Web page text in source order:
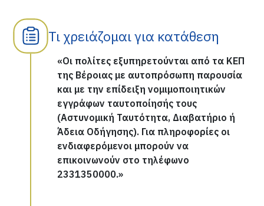
Τι χρειάζομαι για κατάθεση
«Οι πολίτες εξυπηρετούνται από τα ΚΕΠ
της Βέροιας με αυτοπρόσωπη παρουσία
και με την επίδειξη νομιμοποιητικών
εγγράφων ταυτοποίησής τους
(Αστυνομική Ταυτότητα, Διαβατήριο ή
Άδεια Οδήγησης). Για πληροφορίες οι
ενδιαφερόμενοι μπορούν να
επικοινωνούν στο τηλέφωνο
2331350000.»